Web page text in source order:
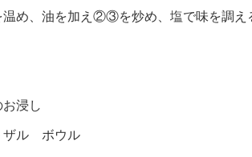
め、油を加え②③を炒め、塩で味を調え
浸し
ザル ボウル